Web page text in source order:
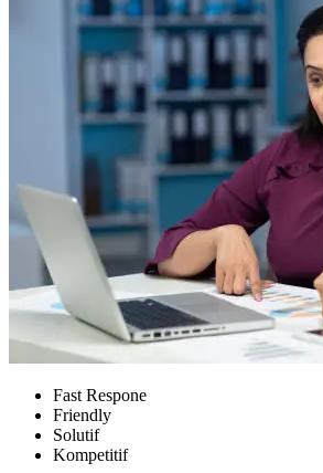
Fast Respone
Friendly
Solutif
Kompetitif